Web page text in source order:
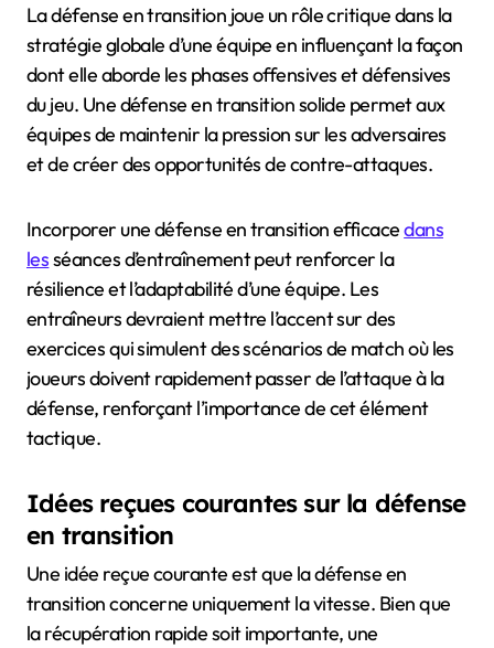
La défense en transition joue un rôle critique dans la
stratégie globale d’une équipe en influençant la façon
dont elle aborde les phases offensives et défensives
du jeu. Une défense en transition solide permet aux
équipes de maintenir la pression sur les adversaires
et de créer des opportunités de contre-attaques.
Incorporer une défense en transition efficacedans
lesséances d’entraînement peut renforcer la
résilience et l’adaptabilité d’une équipe. Les
entraîneurs devraient mettre l’accent sur des
exercices qui simulent des scénarios de match où les
joueurs doivent rapidement passer de l’attaque à la
défense, renforçant l’importance de cet élément
tactique.
Idées reçues courantes sur la défense
en transition
Une idée reçue courante est que la défense en
transition concerne uniquement la vitesse. Bien que
la récupération rapide soit importante, une